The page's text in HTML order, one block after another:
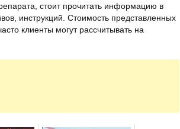
стоит прочитать информацию в
инструкций. Стоимость представленных
клиенты могут рассчитывать на